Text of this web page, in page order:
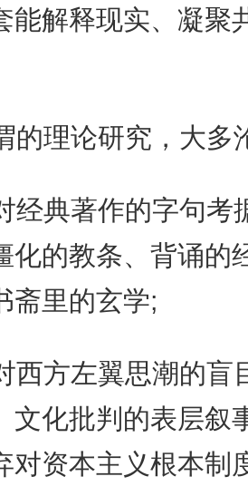
能解释现实、凝聚
的理论研究，大多
经典著作的字句考
化的教条、背诵的
斋里的玄学;
西方左翼思潮的盲
文化批判的表层叙
对资本主义根本制